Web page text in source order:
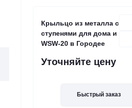
Крыльцо из металла со
ступенями для дома и дачи
WSW-20 в Городее
Уточняйте цену
Быстрый заказ